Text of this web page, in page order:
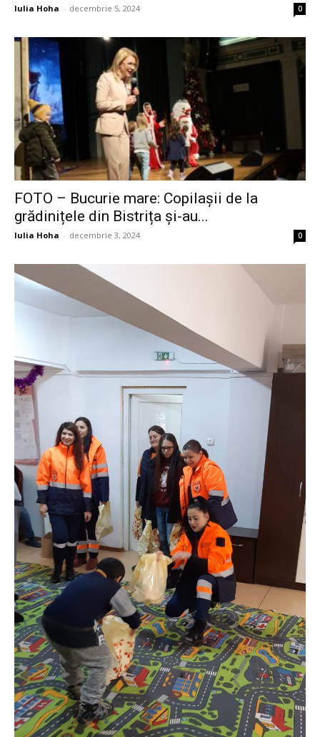
Iulia Hoha - decembrie 5, 2024 0
FOTO – Bucurie mare: Copilașii de la
grădinițele din Bistrița și-au...
Iulia Hoha - decembrie 3, 2024 0